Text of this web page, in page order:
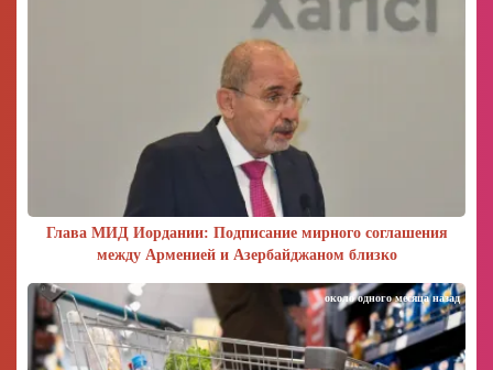
Глава МИД Иордании: Подписание мирного соглашения
между Арменией и Азербайджаном близко
около одного месяца назад